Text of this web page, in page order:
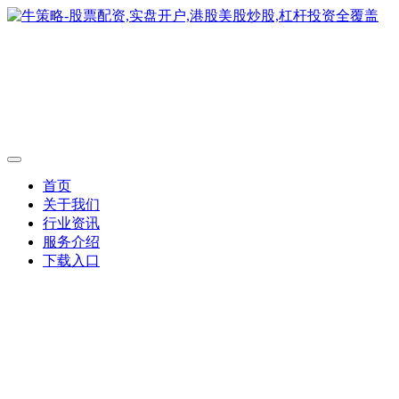
首页
关于我们
行业资讯
服务介绍
下载入口